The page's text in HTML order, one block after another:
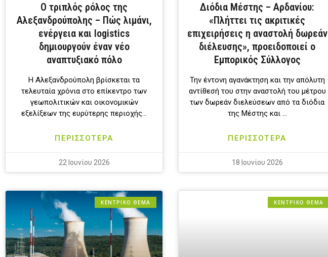
Ο τριπλός ρόλος της
Αλεξανδρούπολης – Πώς λιμάνι,
ενέργεια και logistics
δημιουργούν έναν νέο
αναπτυξιακό πόλο
Η Αλεξανδρούπολη βρίσκεται τα
τελευταία χρόνια στο επίκεντρο των
γεωπολιτικών και οικονομικών
εξελίξεων της ευρύτερης περιοχής…
ΠΕΡΙΣΣΟΤΕΡΑ
22 Ιουνίου 2026
Διόδια Μέστης – Αρδανίου:
«Πλήττει τις ακριτικές
επιχειρήσεις η αναστολή δωρεάν
διέλευσης», προειδοποιεί ο
Εμπορικός Σύλλογος
Την έντονη αγανάκτηση και την απόλυτη
αντίθεσή του στην αναστολή του μέτρου
των δωρεάν διελεύσεων από τα διόδια
της Μέστης και …
ΠΕΡΙΣΣΟΤΕΡΑ
18 Ιουνίου 2026
ΚΕΝΤΡΙΚΟ ΘΕΜΑ ΚΕΝΤΡΙΚΟ ΘΕΜΑ